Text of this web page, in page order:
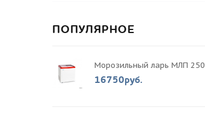
ПОПУЛЯРНОЕ
Морозильный ларь МЛП 250
16750руб.